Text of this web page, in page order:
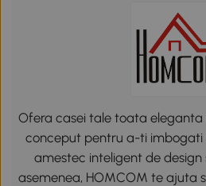
Ofera casei tale toata eleganta
conceput pentru a-ti imbogati
amestec inteligent de
asemenea, HOMCOM te ajuta